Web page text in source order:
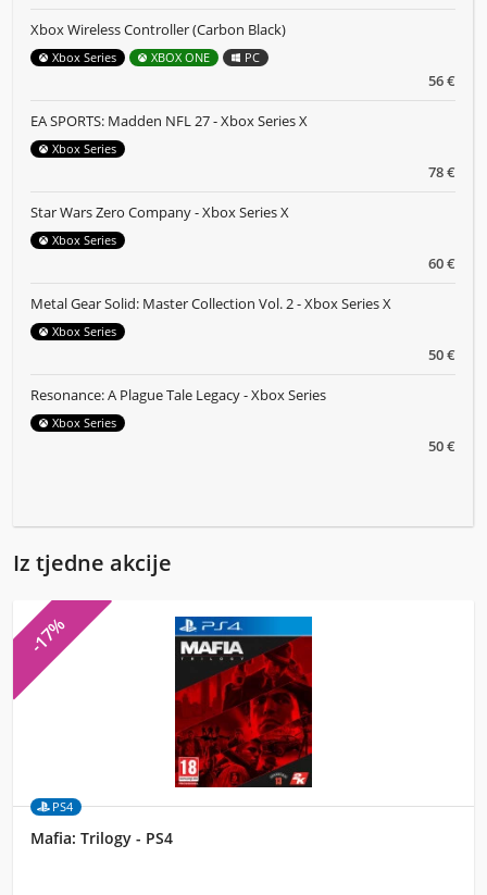
56 €
Xbox Wireless Controller (Carbon Black)
Xbox Series XBOX ONE PC
78 €
EA SPORTS: Madden NFL 27 - Xbox Series X
Xbox Series
60 €
Star Wars Zero Company - Xbox Series X
Xbox Series
50 €
Metal Gear Solid: Master Collection Vol. 2 - Xbox Series X
Xbox Series
50 €
Resonance: A Plague Tale Legacy - Xbox Series
Xbox Series
Iz tjedne akcije
-17%
PS4
Mafia: Trilogy - PS4